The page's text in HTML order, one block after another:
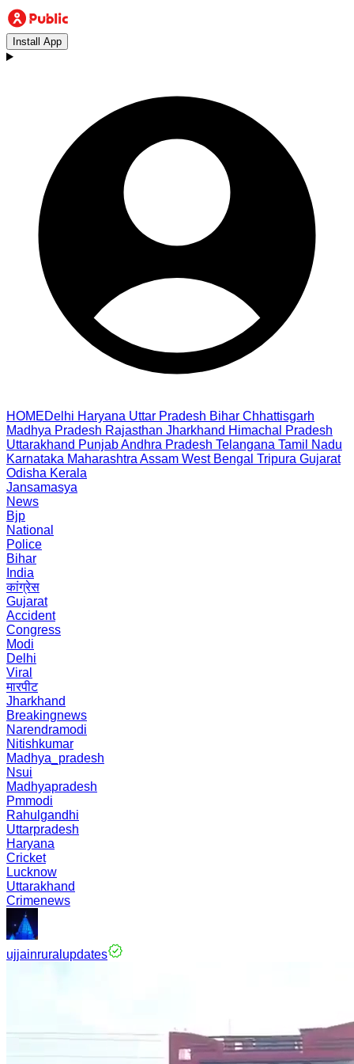
Install App
HOMEDelhi Haryana Uttar Pradesh Bihar Chhattisgarh
Madhya Pradesh Rajasthan Jharkhand Himachal Pradesh
Uttarakhand PunjabAndhra Pradesh Telangana Tamil Nadu
Karnataka Maharashtra Assam West Bengal Tripura Gujarat
Odisha Kerala
Jansamasya
News
Bjp
National
Police
Bihar
India
कांग्रेस
Gujarat
Accident
Congress
Modi
Delhi
Viral
मारपीट
Jharkhand
Breakingnews
Narendramodi
Nitishkumar
Madhya_pradesh
Nsui
Madhyapradesh
Pmmodi
Rahulgandhi
Uttarpradesh
Haryana
Cricket
Lucknow
Uttarakhand
Crimenews
ujjainruralupdates